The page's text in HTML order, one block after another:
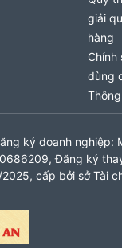
giải
hàng
Chính
dùng
ký doanh nghiệp:
Đăng ký
cấp bởi sở Tài